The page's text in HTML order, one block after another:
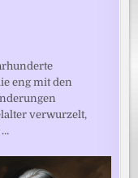
eng mit den
verwurzelt,
…